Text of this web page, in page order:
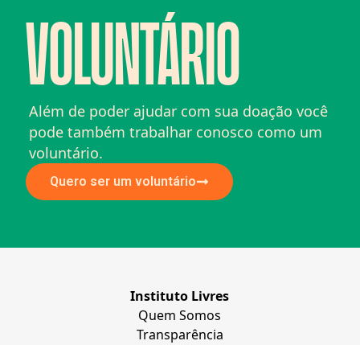
VOLUNTÁRIO
Além de poder ajudar com sua doação você
pode também trabalhar conosco como um
voluntário.
Quero ser um voluntário
Instituto Livres
Quem Somos
Transparência